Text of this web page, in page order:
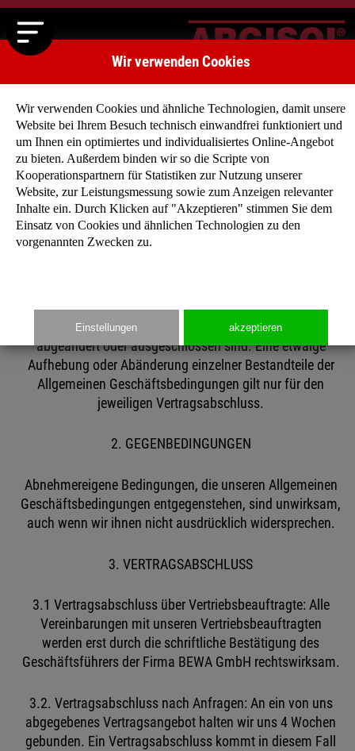
Verkaufs- und Lieferbedingungen für ARGISOL-Produkte (AGB)
1. GELTUNG
angenommen bzw. ausgeführt, sofern diese nicht mit
unserer ausdrücklichen schriftlichen Zustimmung
abgeändert oder ausgeschlossen sind. Eine etwaige
Aufhebung oder Abänderung einzelner Bestandteile der
Allgemeinen Geschäftsbedingungen gilt nur für den
jeweiligen Vertragsabschluss.
2. GEGENBEDINGUNGEN
Abnehmereigene Bedingungen, die unseren Allgemeinen
Geschäftsbedingungen entgegenstehen, sind unwirksam,
auch wenn wir ihnen nicht ausdrücklich widersprechen.
3. VERTRAGSABSCHLUSS
3.1 Vertragsabschluss über Vertriebsbeauftragte: Alle
Vereinbarungen mit unseren Vertriebsbeauftragten
werden erst durch die schriftliche Bestätigung des
Geschäftsführers der Firma BEWA GmbH rechtswirksam.
3.2. Vertragsabschluss nach Anfragen: An ein von uns
abgegebenes Vertragsangebot halten wir uns 4 Wochen
gebunden. Ein Vertragsabschluss kommt in diesem Fall
Wir verwenden Cookies
Wir verwenden Cookies und ähnliche Technologien, damit unsere
Website bei Ihrem Besuch technisch einwandfrei funktioniert und
um Ihnen ein optimiertes und individualisiertes Online-Angebot
zu bieten. Außerdem binden wir so die Scripte von
Kooperationspartnern für Statistiken zur Nutzung unserer
Website, zur Leistungsmessung sowie zum Anzeigen relevanter
Inhalte ein. Durch Klicken auf "Akzeptieren" stimmen Sie dem
Einsatz von Cookies und ähnlichen Technologien zu den
vorgenannten Zwecken zu.
Einstellungen akzeptieren